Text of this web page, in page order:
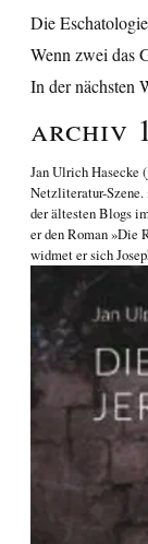
Die
Wenn zwei das
In der nächsten
Archiv
Jan Ulrich Hasecke
Netzliteratur-Szene.
der ältesten Blogs
er den Roman»Die
widmet er sich